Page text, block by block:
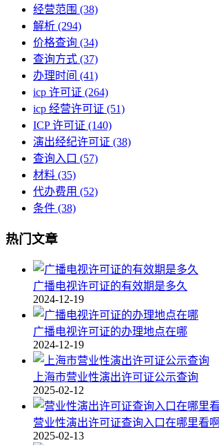
经营范围 (38)
解析 (294)
价格查询 (34)
查询方式 (37)
办理时间 (41)
icp 许可证 (264)
icp 经营许可证 (51)
ICP 许可证 (140)
演出经纪许可证 (38)
查询入口 (57)
材料 (35)
代办费用 (52)
条件 (38)
热门文章
广播电视许可证的有效期是多久
2024-12-19
广播电视许可证的办理地点在哪
2024-12-19
上海市营业性演出许可证公示查询
2025-02-12
营业性演出许可证查询入口在哪里看啊
2025-02-13